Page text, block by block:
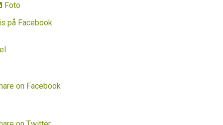
Foto
på Facebook
on Facebook